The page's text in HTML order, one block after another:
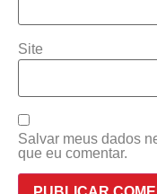
Site
Salvar meus dados
que eu comentar.